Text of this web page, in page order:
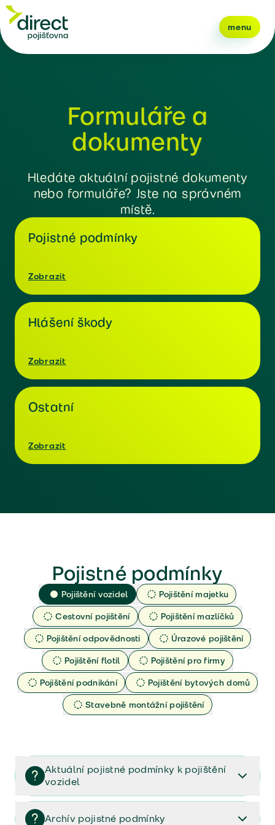
menu
Formuláře a
dokumenty
Hledáte aktuální pojistné dokumenty
nebo formuláře? Jste na správném
místě.
Pojistné podmínky
Zobrazit
Hlášení škody
Zobrazit
Ostatní
Zobrazit
Pojistné podmínky
Pojištění vozidel
Pojištění majetku
Cestovní pojištění
Pojištění mazlíčků
Pojištění odpovědnosti
Úrazové pojištění
Pojištění flotil
Pojištění pro firmy
Pojištění podnikání
Pojištění bytových domů
Stavebně montážní pojištění
Aktuální pojistné podmínky k pojištění
vozidel
Pojištění vozidel/Pojistné podmínky a vše důležité ke
smlouvě (PDF)
Archív pojistné podmínky